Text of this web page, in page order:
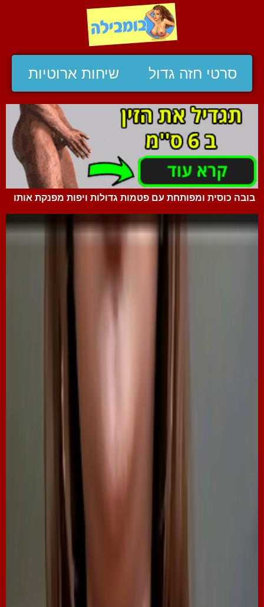
סרטי חזה גדול שיחות ארוטיות
בובה כוסית ומפותחת עם פטמות גדולות ויפות מפנקת אותו